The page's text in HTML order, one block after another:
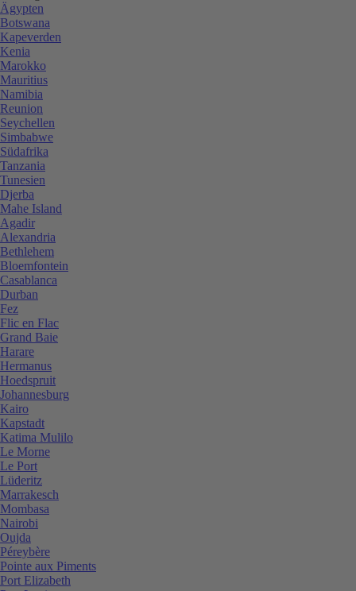
Ägypten
Botswana
Kapeverden
Kenia
Marokko
Mauritius
Namibia
Reunion
Seychellen
Simbabwe
Südafrika
Tanzania
Tunesien
Djerba
Mahe Island
Agadir
Alexandria
Bethlehem
Bloemfontein
Casablanca
Durban
Fez
Flic en Flac
Grand Baie
Harare
Hermanus
Hoedspruit
Johannesburg
Kairo
Kapstadt
Katima Mulilo
Le Morne
Le Port
Lüderitz
Marrakesch
Mombasa
Nairobi
Oujda
Péreybère
Pointe aux Piments
Port Elizabeth